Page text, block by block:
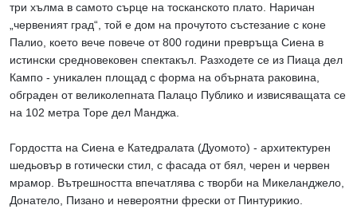
три хълма в самото сърце на тосканското плато. Наричан
„червеният град“, той е дом на прочутото състезание с коне
Палио, което вече повече от 800 години превръща Сиена в
истински средновековен спектакъл. Разходете се из Пиаца дел
Кампо - уникален площад с форма на обърната раковина,
обграден от великолепната Палацо Публико и извисяващата се
на 102 метра Торе дел Манджа.
Гордостта на Сиена е Катедралата (Дуомото) - архитектурен
шедьовър в готически стил, с фасада от бял, черен и червен
мрамор. Вътрешността впечатлява с творби на Микеланджело,
Донатело, Пизано и невероятни фрески от Пинтурикио.